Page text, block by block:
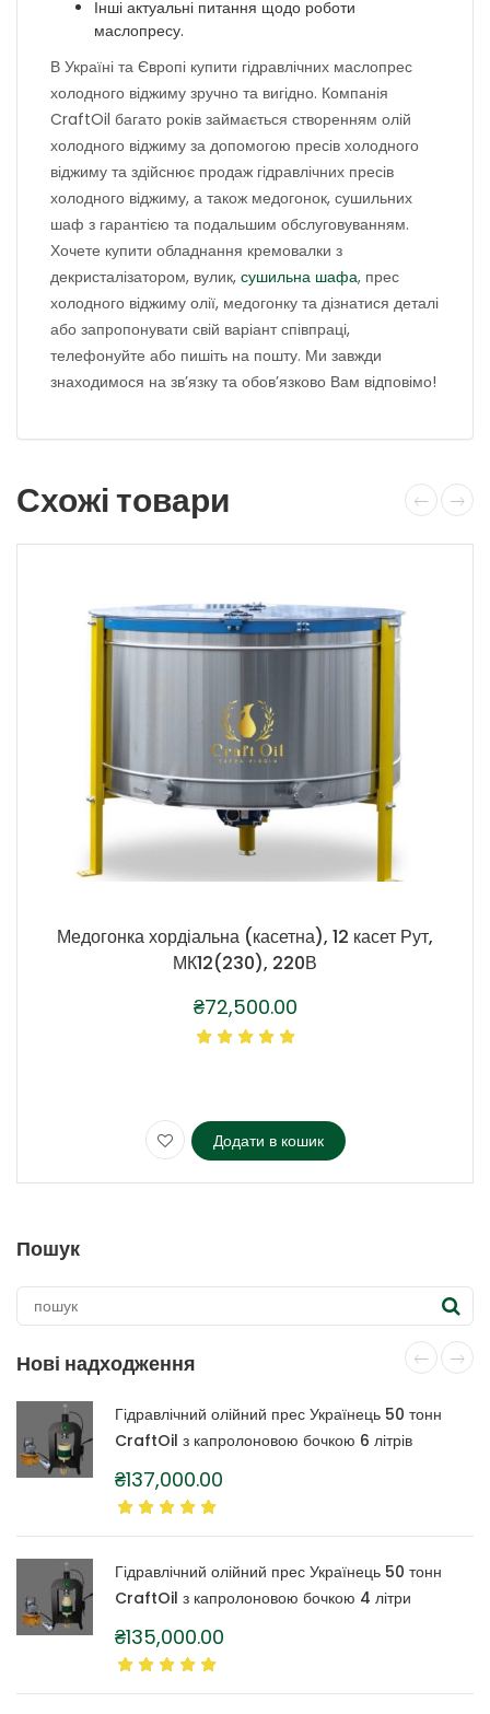
Інші актуальні питання щодо роботи
маслопресу.
В Україні та Європі купити гідравлічних маслопрес
холодного віджиму зручно та вигідно. Компанія
CraftOil багато років займається створенням олій
холодного віджиму за допомогою пресів холодного
віджиму та здійснює продаж гідравлічних пресів
холодного віджиму, а також медогонок, сушильних
шаф з гарантією та подальшим обслуговуванням.
Хочете купити обладнання кремовалки з
декристалізатором, вулик, сушильна шафа, прес
холодного віджиму олії, медогонку та дізнатися деталі
або запропонувати свій варіант співпраці,
телефонуйте або пишіть на пошту. Ми завжди
знаходимося на зв’язку та обов’язково Вам відповімо!
Схожі товари
Медогонка хордіальна (касетна), 12 касет Рут,
МК12(230), 220В
₴72,500.00
Додати в кошик
Пошук
Нові надходження
Гідравлічний олійний прес Українець 50 тонн
CraftOil з капролоновою бочкою 6 літрів
₴137,000.00
Гідравлічний олійний прес Українець 50 тонн
CraftOil з капролоновою бочкою 4 літри
₴135,000.00